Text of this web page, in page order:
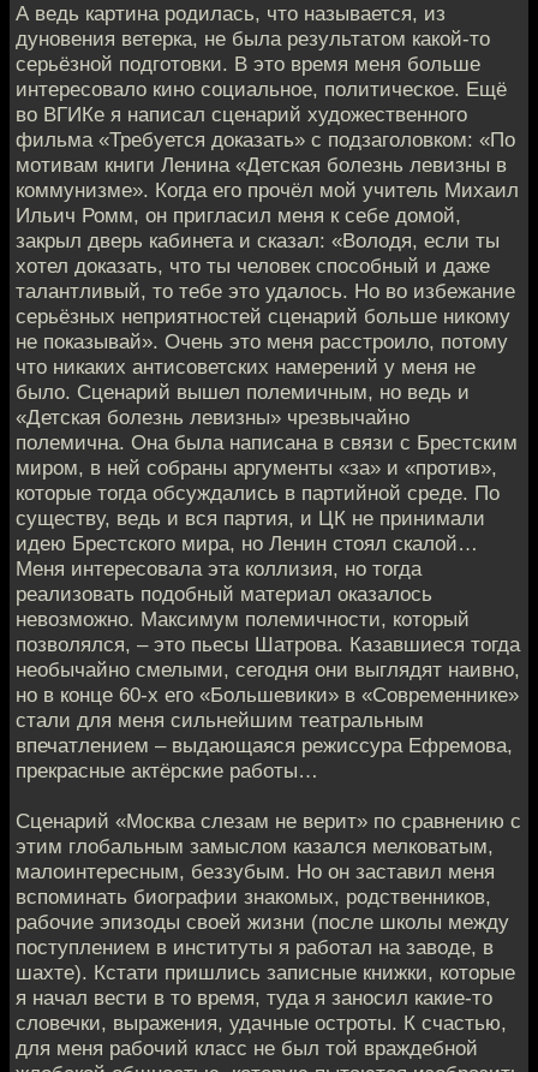
А ведь картина родилась, что называется, из
дуновения ветерка, не была результатом какой-то
серьёзной подготовки. В это время меня больше
интересовало кино социальное, политическое. Ещё
во ВГИКе я написал сценарий художественного
фильма «Требуется доказать» с подзаголовком: «По
мотивам книги Ленина «Детская болезнь левизны в
коммунизме». Когда его прочёл мой учитель Михаил
Ильич Ромм, он пригласил меня к себе домой,
закрыл дверь кабинета и сказал: «Володя, если ты
хотел доказать, что ты человек способный и даже
талантливый, то тебе это удалось. Но во избежание
серьёзных неприятностей сценарий больше никому
не показывай». Очень это меня расстроило, потому
что никаких антисоветских намерений у меня не
было. Сценарий вышел полемичным, но ведь и
«Детская болезнь левизны» чрезвычайно
полемична. Она была написана в связи с Брестским
миром, в ней собраны аргументы «за» и «против»,
которые тогда обсуждались в партийной среде. По
существу, ведь и вся партия, и ЦК не принимали
идею Брестского мира, но Ленин стоял скалой…
Меня интересовала эта коллизия, но тогда
реализовать подобный материал оказалось
невозможно. Максимум полемичности, который
позволялся, – это пьесы Шатрова. Казавшиеся тогда
необычайно смелыми, сегодня они выглядят наивно,
но в конце 60-х его «Большевики» в «Современнике»
стали для меня сильнейшим театральным
впечатлением – выдающаяся режиссура Ефремова,
прекрасные актёрские работы…
Сценарий «Москва слезам не верит» по сравнению с
этим глобальным замыслом казался мелковатым,
малоинтересным, беззубым. Но он заставил меня
вспоминать биографии знакомых, родственников,
рабочие эпизоды своей жизни (после школы между
поступлением в институты я работал на заводе, в
шахте). Кстати пришлись записные книжки, которые
я начал вести в то время, туда я заносил какие-то
словечки, выражения, удачные остроты. К счастью,
для меня рабочий класс не был той враждебной